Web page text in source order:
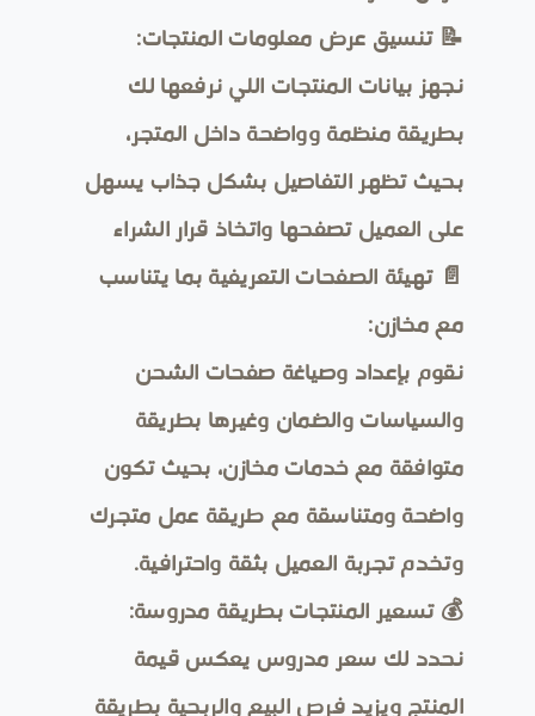
📝 تنسيق عرض معلومات المنتجات:
نجهز بيانات المنتجات اللي نرفعها لك
بطريقة منظمة وواضحة داخل المتجر،
بحيث تظهر التفاصيل بشكل جذاب يسهل
على العميل تصفحها واتخاذ قرار الشراء
📄 تهيئة الصفحات التعريفية بما يتناسب
مع مخازن:
نقوم بإعداد وصياغة صفحات الشحن
والسياسات والضمان وغيرها بطريقة
متوافقة مع خدمات مخازن، بحيث تكون
واضحة ومتناسقة مع طريقة عمل متجرك
وتخدم تجربة العميل بثقة واحترافية.
💰 تسعير المنتجات بطريقة مدروسة:
نحدد لك سعر مدروس يعكس قيمة
المنتج ويزيد فرص البيع والربحية بطريقة